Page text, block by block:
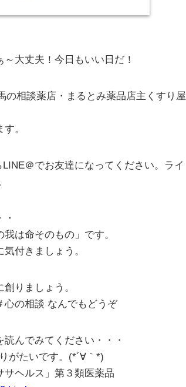
大丈夫！今日もいい日だ！
相談薬店・まるとみ薬品店主くすり屋
。
＠でお友達になってください。ライ
は命そのもの」です。
付きましょう。
りましょう。
心の相談 なんでもどうぞ
んでみてください・・・
がたいです。(*´∀｀*)
ヘルス」第３類医薬品